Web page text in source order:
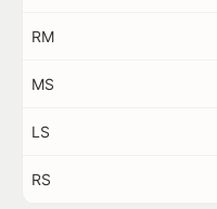
RM
MS
LS
RS